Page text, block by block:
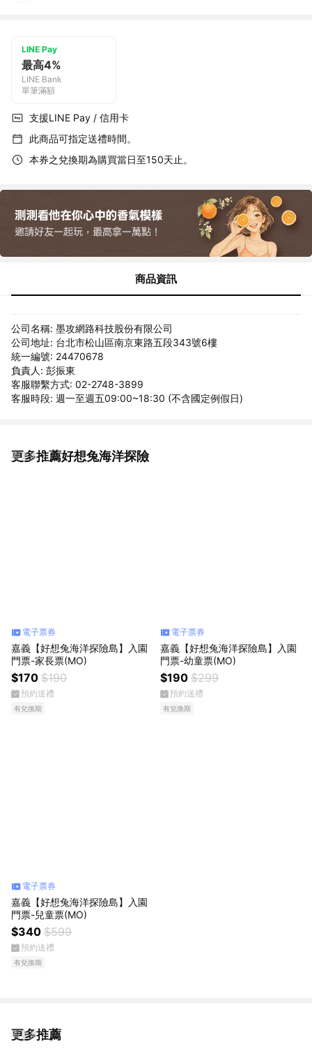
LINE Pay
最高4%
LINE Bank
單筆滿額
支援LINE Pay / 信用卡
此商品可指定送禮時間。
本券之兌換期為購買當日至150天止。
商品資訊
公司名稱: 墨攻網路科技股份有限公司
公司地址: 台北市松山區南京東路五段343號6樓
統一編號: 24470678
負責人: 彭振東
客服聯繫方式: 02-2748-3899
客服時段: 週一至週五09:00~18:30 (不含國定例假日)
更多推薦好想兔海洋探險
看更多
電子票券
嘉義【好想兔海洋探險島】入園
門票-家長票(MO)
$170 $190
預約送禮
有兌換期
電子票券
嘉義【好想兔海洋探險島】入園
門票-幼童票(MO)
$190 $299
預約送禮
有兌換期
電子票券
嘉義【好想兔海洋探險島】入園
門票-兒童票(MO)
$340 $599
預約送禮
有兌換期
更多推薦
看更多